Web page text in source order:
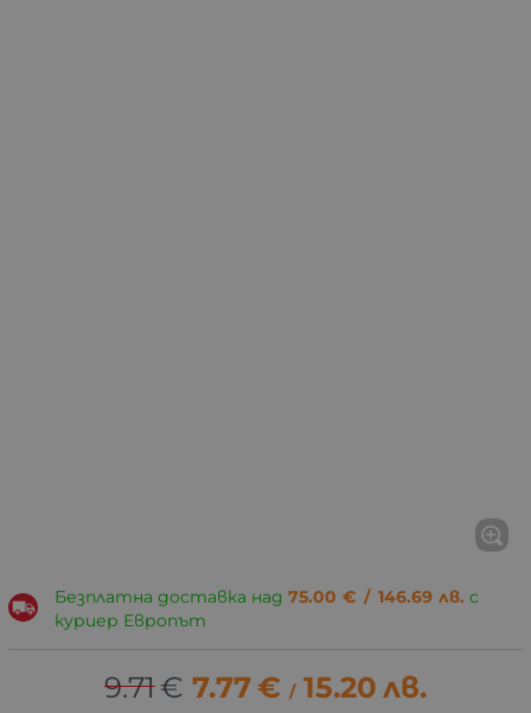
Безплатна доставка над 75.00 € / 146.69 лв. с
куриер Европът
9.71€ 7.77€ / 15.20 лв.